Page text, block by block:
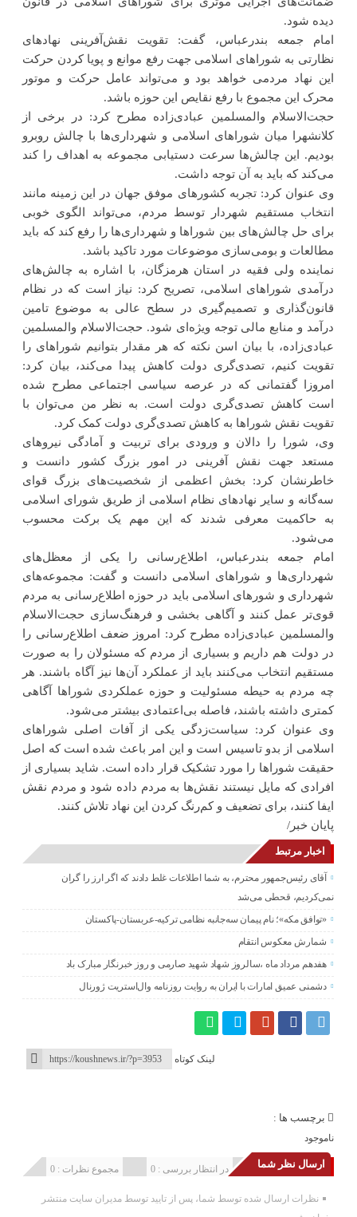
دیده شود.
امام جمعه بندرعباس، گفت: تقویت نقش‌آفرینی نهادهای
نظارتی به شوراهای اسلامی جهت رفع موانع و پویا کردن حرکت
این نهاد مردمی خواهد بود و می‌تواند عامل حرکت و موتور
محرک این مجموع با رفع نقایص این حوزه باشد.
حجت‌الاسلام والمسلمین عبادی‌زاده مطرح کرد: در برخی از
کلانشهرا میان شوراهای اسلامی و شهرداری‌ها با چالش روبرو
بودیم. این چالش‌ها سرعت دستیابی مجموعه به اهداف را کند
می‌کند که باید به آن توجه داشت.
وی عنوان کرد: تجربه کشورهای موفق جهان در این زمینه مانند
انتخاب مستقیم شهردار توسط مردم، می‌تواند الگوی خوبی
برای حل چالش‌های بین شوراها و شهرداری‌ها را رفع کند که باید
مطالعات و بومی‌سازی موضوعات مورد تاکید باشد.
نماینده ولی فقیه در استان هرمزگان، با اشاره به چالش‌های
درآمدی شوراهای اسلامی، تصریح کرد: نیاز است که در نظام
قانون‌گذاری و تصمیم‌گیری در سطح عالی به موضوع تامین
درآمد و منابع مالی توجه ویژه‌ای شود. حجت‌الاسلام والمسلمین
عبادی‌زاده، با بیان اسن نکته که هر مقدار بتوانیم شوراهای را
تقویت کنیم، تصدی‌گری دولت کاهش پیدا می‌کند، بیان کرد:
امروزا گفتمانی که در عرصه سیاسی اجتماعی مطرح شده
است کاهش تصدی‌گری دولت است. به نظر من می‌توان با
تقویت نقش شوراها به کاهش تصدی‌گری دولت کمک کرد.
وی، شورا را دالان و ورودی برای تربیت و آمادگی نیروهای
مستعد جهت نقش آفرینی در امور بزرگ کشور دانست و
خاطرنشان کرد: بخش اعظمی از شخصیت‌های بزرگ قوای
سه‌گانه و سایر نهادهای نظام اسلامی از طریق شورای اسلامی
به حاکمیت معرفی شدند که این مهم یک برکت محسوب
می‌شود.
امام جمعه بندرعباس، اطلاع‌رسانی را یکی از معظل‌های
شهرداری‌ها و شوراهای اسلامی دانست و گفت: مجموعه‌های
شهرداری‌ و شورهای اسلامی باید در حوزه اطلاع‌رسانی به مردم
قوی‌تر عمل کنند و آگاهی بخشی و فرهنگ‌سازی حجت‌الاسلام
والمسلمین عبادی‌زاده مطرح کرد: امروز ضعف اطلاع‌رسانی را
در دولت هم داریم و بسیاری از مردم که مسئولان را به صورت
مستقیم انتخاب می‌کنند باید از عملکرد آن‌ها نیز آگاه باشند. هر
چه مردم به حیطه مسئولیت و حوزه عملکردی شوراها آگاهی
کمتری داشته باشند، فاصله بی‌اعتمادی بیشتر می‌شود.
وی عنوان کرد: سیاست‌زدگی یکی از آفات اصلی شوراهای
اسلامی از بدو تاسیس است و این امر باعث شده است که اصل
حقیقت شوراها را مورد تشکیک قرار داده است. شاید بسیاری از
افرادی که مایل نیستند نقش‌ها به مردم داده شود و مردم نقش
ایفا کنند، برای تضعیف و کم‌رنگ کردن این نهاد تلاش کنند.
پایان خبر/
اخبار مرتبط
آقای رئیس‌جمهور محترم، به شما اطلاعات غلط دادند که اگر ارز را گران
نمی‌کردیم، قحطی می‌شد
«توافق مکه»؛ نام پیمان سه‌جانبه نظامی ترکیه-عربستان-پاکستان
شمارش معکوس انتقام
هفدهم مرداد ماه ،سالروز شهاد شهید صارمی و روز خبرنگار مبارک باد
دشمنی عمیق امارات با ایران به روایت روزنامه وال‌استریت ژورنال
لینک کوتاه
برچسب ها :
ناموجود
ارسال نظر شما مجموع نظرات : 0 در انتظار بررسی : 0 انتشار یافته : 0
نظرات ارسال شده توسط شما، پس از تایید توسط مدیران سایت منتشر